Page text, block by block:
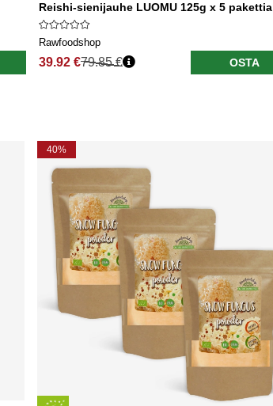
Reishi-sienijauhe LUOMU 125g x 5 pakettia
Rawfoodshop
39.92 €79.85 € OSTA
40%